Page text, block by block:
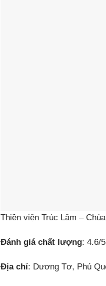
Thiền viện Trúc Lâm –
Đánh giá chất lượng: 4.6/
Địa chỉ: Dương Tơ, Phú